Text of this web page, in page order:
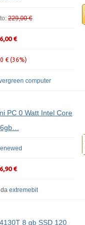
229,00 €
€
€ (36%)
computer
PC 0 Watt Intel Core
€
extremebit
8 gb SSD 120